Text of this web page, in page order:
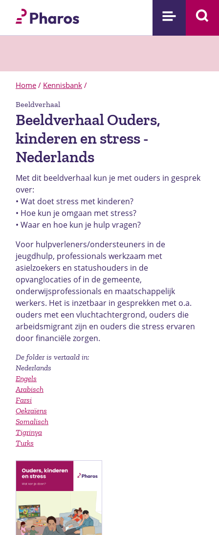
Home / Kennisbank /
Beeldverhaal
Beeldverhaal Ouders,
kinderen en stress -
Nederlands
Met dit beeldverhaal kun je met ouders in gesprek
over:
• Wat doet stress met kinderen?
• Hoe kun je omgaan met stress?
• Waar en hoe kun je hulp vragen?
Voor hulpverleners/ondersteuners in de
jeugdhulp, professionals werkzaam met
asielzoekers en statushouders in de
opvanglocaties of in de gemeente,
onderwijsprofessionals en maatschappelijk
werkers. Het is inzetbaar in gesprekken met o.a.
ouders met een vluchtachtergrond, ouders die
arbeidsmigrant zijn en ouders die stress ervaren
door financiële zorgen.
De folder is vertaald in:
Nederlands
Engels
Arabisch
Farsi
Oekraïens
Somalisch
Tigrinya
Turks